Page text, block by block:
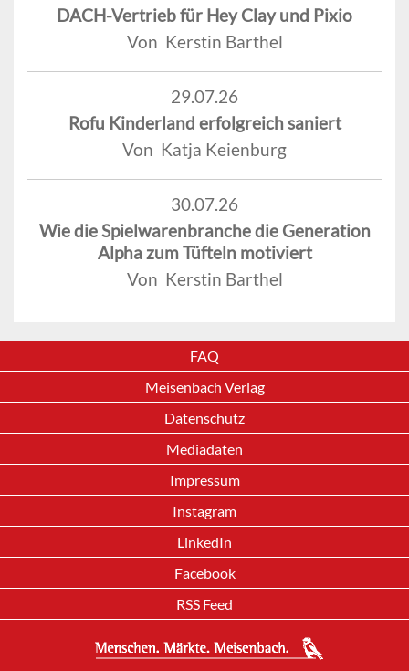
DACH-Vertrieb für Hey Clay und Pixio
Von Kerstin Barthel
29.07.26
Rofu Kinderland erfolgreich saniert
Von Katja Keienburg
30.07.26
Wie die Spielwarenbranche die Generation
Alpha zum Tüfteln motiviert
Von Kerstin Barthel
FAQ
Meisenbach Verlag
Datenschutz
Mediadaten
Impressum
Instagram
LinkedIn
Facebook
RSS Feed